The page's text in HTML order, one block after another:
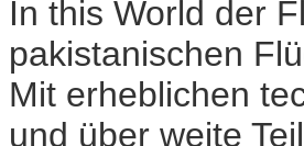
In this World der
pakistanischen
Mit erheblichen
und über weite